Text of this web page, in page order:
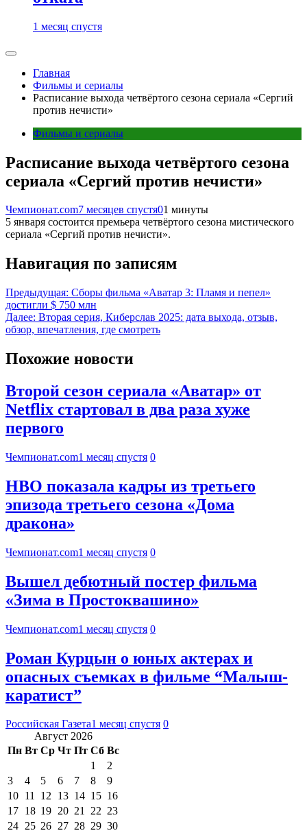
1 месяц спустя
Главная
Фильмы и сериалы
Расписание выхода четвёртого сезона сериала «Сергий
против нечисти»
Фильмы и сериалы
Расписание выхода четвёртого сезона
сериала «Сергий против нечисти»
Чемпионат.com7 месяцев спустя01 минуты
5 января состоится премьера четвёртого сезона мистического
сериала «Сергий против нечисти».
Навигация по записям
Предыдущая: Сборы фильма «Аватар 3: Пламя и пепел»
достигли $ 750 млн
Далее: Вторая серия, Киберслав 2025: дата выхода, отзыв,
обзор, впечатления, где смотреть
Похожие новости
Второй сезон сериала «Аватар» от
Netflix стартовал в два раза хуже
первого
Чемпионат.com1 месяц спустя 0
HBO показала кадры из третьего
эпизода третьего сезона «Дома
дракона»
Чемпионат.com1 месяц спустя 0
Вышел дебютный постер фильма
«Зима в Простоквашино»
Чемпионат.com1 месяц спустя 0
Роман Курцын о юных актерах и
опасных съемках в фильме “Малыш-
каратист”
Российская Газета1 месяц спустя 0
Август 2026
Пн Вт Ср Чт Пт Сб Вс
1
2
3
4 5 6 7 8
9
10 11 12 13 14 15 16
17 18 19 20 21 22 23
24 25 26 27 28 29 30